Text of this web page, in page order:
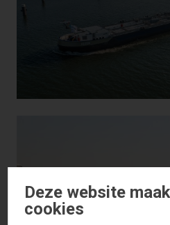
Deze website
cookies